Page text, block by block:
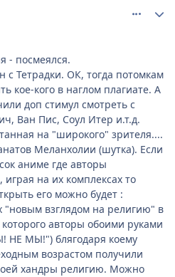
- посмеялся.
с Тетрадки. ОК, тогда потомкам
кое-кого в наглом плагиате. А
доп стимул смотреть с
Ван Пис, Соул Итер и.т.д.
на "широкого" зрителя....
Меланхолии (шутка). Если
аниме где авторы
на их комплексах то
его можно будет :
"новым взглядом на религию" в
авторы обоими руками
НЕ МЫ!") блягодаря коему
возрастом получили
хандры религию. Можно